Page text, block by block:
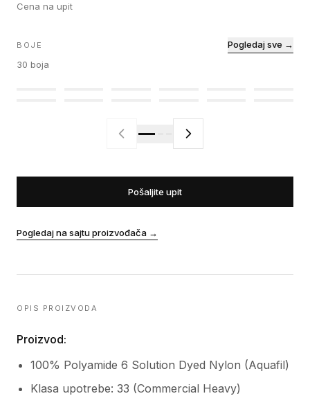
Cena na upit
BOJE
30 boja
Pogledaj sve →
Pošaljite upit
Pogledaj na sajtu proizvođača →
OPIS PROIZVODA
Proizvod:
100% Polyamide 6 Solution Dyed Nylon (Aquafil)
Klasa upotrebe: 33 (Commercial Heavy)